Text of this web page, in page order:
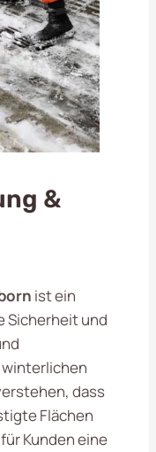
&
ist ein
Sicherheit und
winterlichen
dass
Flächen
Kunden eine